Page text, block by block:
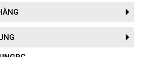
Ti MSI 4GT
mát mẻ và êm ái, đảm bảo hiệu suất
giờ chơi game kéo dài